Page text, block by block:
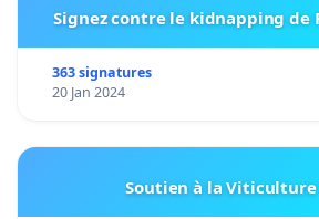
Signez contre le kidnapping de
363 signatures
20 Jan 2024
Soutien à la Viticulture